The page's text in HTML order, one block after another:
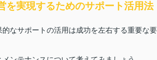
を実現するためのサポート活用法
なサポートの活用は成功を左右する重要な要